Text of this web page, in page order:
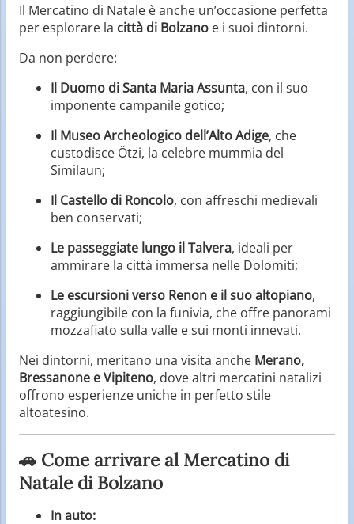
Il Mercatino di Natale è anche un’occasione perfetta
per esplorare la città di Bolzano e i suoi dintorni.
Da non perdere:
Il Duomo di Santa Maria Assunta, con il suo
imponente campanile gotico;
Il Museo Archeologico dell’Alto Adige, che
custodisce Ötzi, la celebre mummia del
Similaun;
Il Castello di Roncolo, con affreschi medievali
ben conservati;
Le passeggiate lungo il Talvera, ideali per
ammirare la città immersa nelle Dolomiti;
Le escursioni verso Renon e il suo altopiano,
raggiungibile con la funivia, che offre panorami
mozzafiato sulla valle e sui monti innevati.
Nei dintorni, meritano una visita anche Merano,
Bressanone e Vipiteno, dove altri mercatini natalizi
offrono esperienze uniche in perfetto stile
altoatesino.
🚗 Come arrivare al Mercatino di
Natale di Bolzano
In auto: